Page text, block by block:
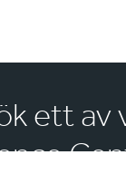
ett av